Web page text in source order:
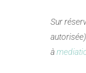
Sur
à